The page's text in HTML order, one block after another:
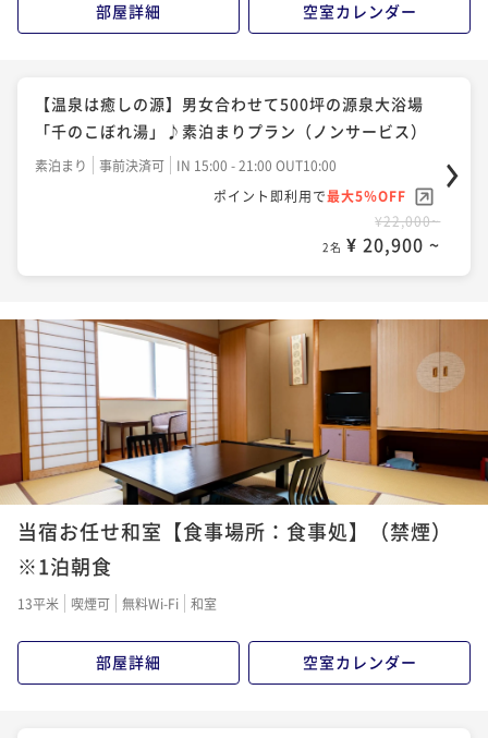
部屋詳細 空室カレンダー
【温泉は癒しの源】男女合わせて500坪の源泉大浴場
「千のこぼれ湯」♪素泊まりプラン（ノンサービス）
素泊まり 事前決済可
IN 15:00 - 21:00 OUT10:00
ポイント即利用で最大5％OFF
¥22,000~
2名 ¥ 20,900 ~
当宿お任せ和室【食事場所：食事処】（禁煙）
※1泊朝食
13平米 喫煙可 無料Wi-Fi 和室
部屋詳細 空室カレンダー